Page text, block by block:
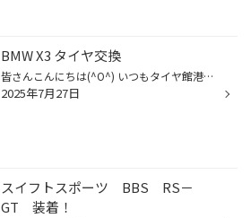
BMW X3 タイヤ交換
皆さんこんにちは(^O^) いつもタイヤ館港北ニュータウン店のホームページをご覧頂き有難う御座いますm(__)m 今回はタイヤ交換のご案内です(^^)/ タイヤ交換した車両は 『BMW X3』です！ 交換する前のタイヤは 使用できる残り溝が1ｍｍ弱だったのと 溝の部分にひび割れが出ており交換となりました(。...
2025年7月27日
スイフトスポーツ BBS RS－
GT 装着！